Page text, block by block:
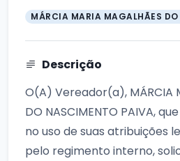
MÁRCIA MARIA MAGALHÃES
Descrição
O(A) Vereador(a), MÁRCIA
DO NASCIMENTO PAIVA,
no uso de suas atribuições
pelo regimento interno,